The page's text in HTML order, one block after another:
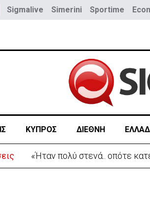
Sigmalive Simerini Sportime
ΚΥΠΡΟΣ ΔΙΕΘΝΗ
«Ήταν πολύ στενά.. οπότε